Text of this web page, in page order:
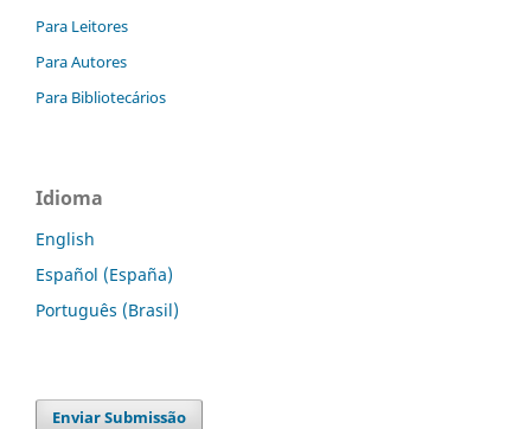
Para Leitores
Para Autores
Para Bibliotecários
Idioma
English
Español (España)
Português (Brasil)
Enviar Submissão